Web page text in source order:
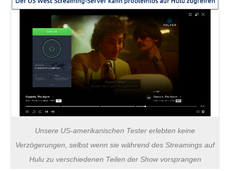
Unsere US-amerikanischen Tester erlebten keine
Verzögerungen, selbst wenn sie während des Streamings auf
Hulu zu verschiedenen Teilen der Show vorsprangen